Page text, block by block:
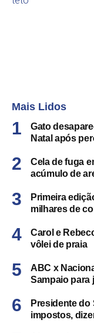
Mais Lidos
Gato
Natal após
Cela de fuga
acúmulo de
Primeira
milhares de
Carol e
vôlei de praia
ABC x
Sampaio para
Presidente do
impostos,